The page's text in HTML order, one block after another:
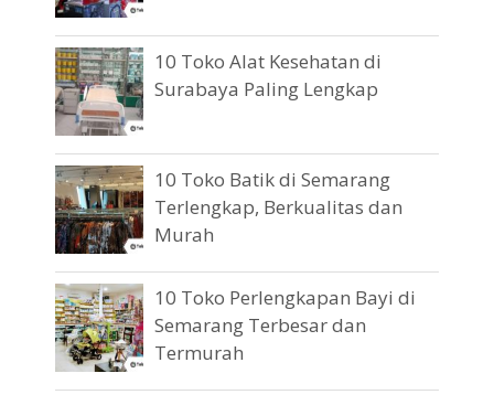
10 Toko Alat Kesehatan di
Surabaya Paling Lengkap
10 Toko Batik di Semarang
Terlengkap, Berkualitas dan
Murah
10 Toko Perlengkapan Bayi di
Semarang Terbesar dan
Termurah